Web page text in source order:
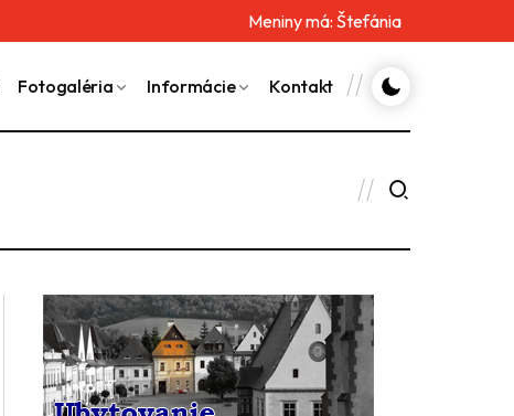
Meniny má: Štefánia
Fotogaléria Informácie Kontakt